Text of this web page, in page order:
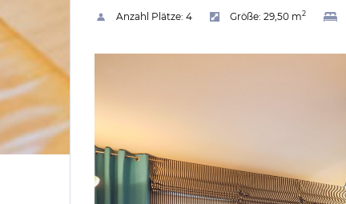
Anzahl Plätze: 4 Größe: 29,50 m2